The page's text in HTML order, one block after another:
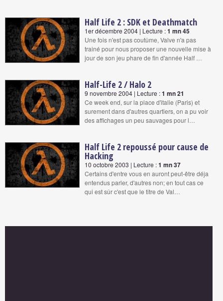
Half Life 2 : SDK et Deathmatch
1er décembre 2004 | Lecture :1 mn 45
Une fois n'est pas coutûme, Valve n'a pas
trainé pour nous proposer une nouvelle mise à
jour de son jeu phare de fin d'année Half …
Half-Life 2 / Halo 2
9 novembre 2004 | Lecture :1 mn 21
Ce week end, sur la place d'italie (Paris) et
surement dans d'autres quartiers, on a pu voir
des affichages un peu sauvages pour l…
Half Life 2 repoussé pour cause de
Hacking
10 octobre 2003 | Lecture :1 mn 37
Certains d'entre vous en auront peut-être déja
entendus parler, d'autres non; en tout cas ce
qui est sûr c'est que le titre de Val…